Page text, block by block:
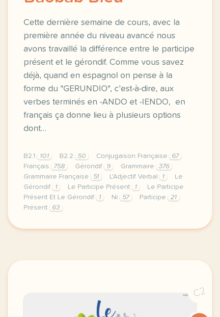
Cette dernière semaine de cours, avec la
première année du niveau avancé nous
avons travaillé la différence entre le participe
présent et le gérondif. Comme vous savez
déjà, quand en espagnol on pense à la
forme du "GERUNDIO", c’est-à-dire, aux
verbes terminés en -ANDO et -IENDO, en
français ça donne lieu à plusieurs options
dont…
B2.1 101 B2.2 50 Conjugaison Française
67
Français
758 Gérondif 9 Grammaire
376
Grammaire Française
51 L'Adjectif Verbal 1
Le
Gérondif
1 Le Participe Présent 1
Le Participe
Présent Et Le Gérondif
1 Ni 57 Participe
21
Présent
63
image insuf fle hautetfort comcette derniere
C2